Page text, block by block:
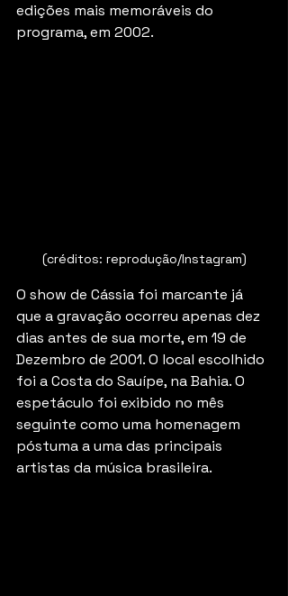
edições mais memoráveis do
programa, em 2002.
(créditos: reprodução/Instagram)
O show de Cássia foi marcante já
que a gravação ocorreu apenas dez
dias antes de sua morte, em 19 de
Dezembro de 2001. O local escolhido
foi a Costa do Sauípe, na Bahia. O
espetáculo foi exibido no mês
seguinte como uma homenagem
póstuma a uma das principais
artistas da música brasileira.